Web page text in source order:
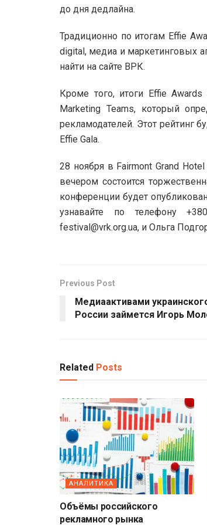
до дня дедлайна.
Традиционно по итогам Effie
digital, медиа и маркетинговых
найти на сайте ВРК.
Кроме того, итоги Effie
Marketing Teams, который
рекламодателей. Этот рейтинг
Effie Gala.
28 ноября в Fairmont Grand
вечером состоится
конференции будет
узнавайте по телефону
festival@vrk.org.ua, и Ольга
Previous Post
Медиаактивами
России займется Игорь
Related Posts
АНАЛИТИКА
Объёмы российского
рекламного рынка